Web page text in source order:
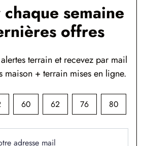
semaine
offres
terrain et recevez par mail
maison + terrain mises en ligne.
60 62 76 80